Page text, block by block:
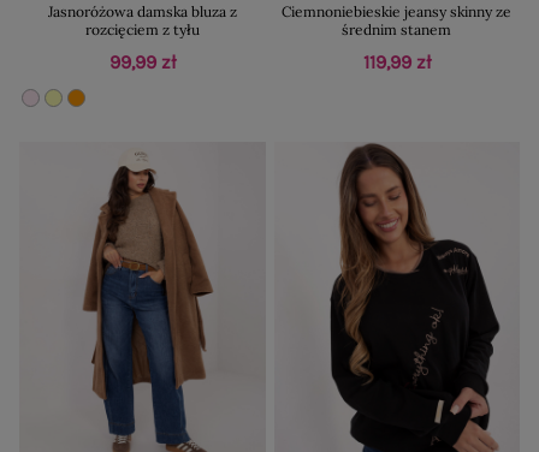
Jasnoróżowa damska bluza z
rozcięciem z tyłu
99,99 zł
Ciemnoniebieskie jeansy skinny ze
średnim stanem
119,99 zł